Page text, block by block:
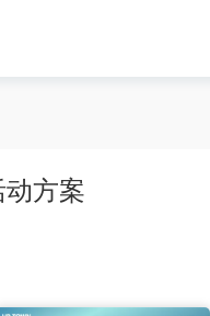
方案